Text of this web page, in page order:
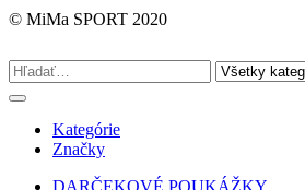
© MiMa SPORT 2020
Kategórie
Značky
DARČEKOVÉ POUKÁŽKY